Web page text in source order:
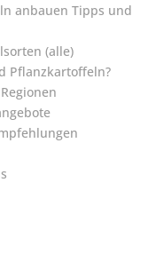
anbauen Tipps und
(alle)
Pflanzkartoffeln?